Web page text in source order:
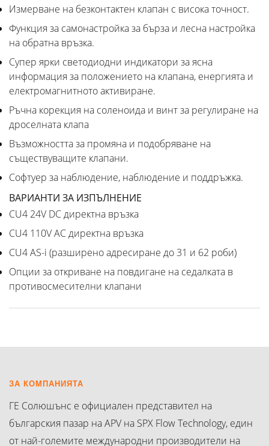
Измерване на безконтактен клапан с висока точност.
Функция за самонастройка за бърза и лесна настройка
на обратна връзка.
Супер ярки светодиодни индикатори за ясна
информация за положението на клапана, енергията и
електромагнитното активиране.
Ръчна корекция на соленоида и винт за регулиране на
дроселната клапа
Възможността за промяна и подобряване на
съществуващите клапани.
Софтуер за наблюдение, наблюдение и поддръжка.
ВАРИАНТИ ЗА ИЗПЪЛНЕНИЕ
CU4 24V DC директна връзка
CU4 110V AC директна връзка
CU4 AS-i (разширено адресиране до 31 и 62 роби)
Опции за откриване на повдигане на седалката в
противосмесителни клапани
ЗА КОМПАНИЯТА
ГЕ Солюшънс е официален представител на
българския пазар на APV на SPX Flow Technology, един
от най-големите международни производители на